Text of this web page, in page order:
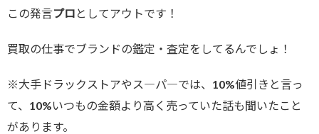
この発言プロ としてアウトです！
買取の仕事でブランドの鑑定・査定をしてるんでしょ！
※大手ドラックストアやス―パ―では、10%値引きと言っ
て、10%いつもの金額より高く売っていた話も聞いたこと
があります。